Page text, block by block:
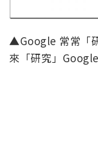
▲Google 常常「
來「研究」